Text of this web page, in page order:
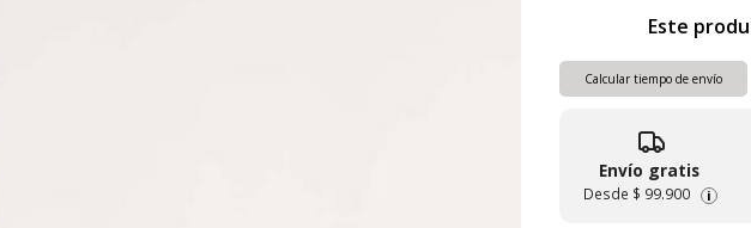
Este
Calcular tiempo de envío
Envío gratis
Desde $ 99.900 i